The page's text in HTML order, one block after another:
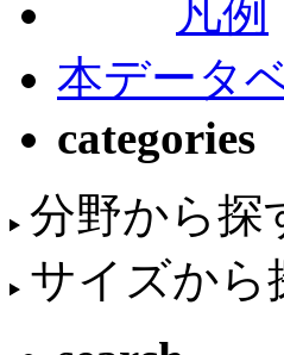
凡例
本データ
categories
分野から探
サイズから